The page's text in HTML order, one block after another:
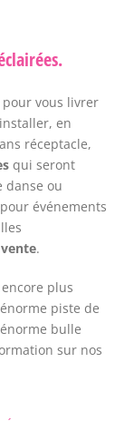
vous livrer
en
réceptacle,
qui seront
danse ou
événements
.
plus
piste de
bulle
sur nos